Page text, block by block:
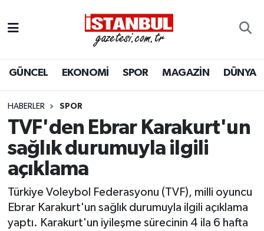
GÜNCEL EKONOMİ SPOR MAGAZİN DÜNYA
HABERLER SPOR
TVF'den Ebrar Karakurt'un
sağlık durumuyla ilgili
açıklama
Türkiye Voleybol Federasyonu (TVF), milli oyuncu
Ebrar Karakurt'un sağlık durumuyla ilgili açıklama
yaptı. Karakurt'un iyileşme sürecinin 4 ila 6 hafta
EKONOMİ
İSTANBUL
DÜNYA
SPOR
MAGAZİN
KÜLTÜR SANAT
Nöbetçi Eczaneler
Hava Durumu
Trafik Durumu
Süper Lig Puan Durumu ve Fikstür
Tüm Manşetler
Son Dakika Haberleri
Haber Arşivi